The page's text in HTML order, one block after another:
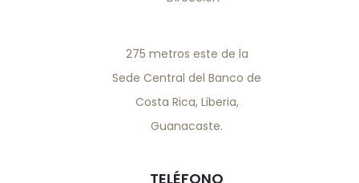
275 metros este de la
Sede Central del Banco de
Costa Rica, Liberia,
Guanacaste.
TELÉFONO